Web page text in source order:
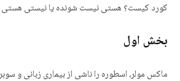
کورد کیست؟ هستی نیست شونده یا نیستی هستی
بخش اول
ماکس مولر، اسطوره را ناشی از بیماری زبانی و